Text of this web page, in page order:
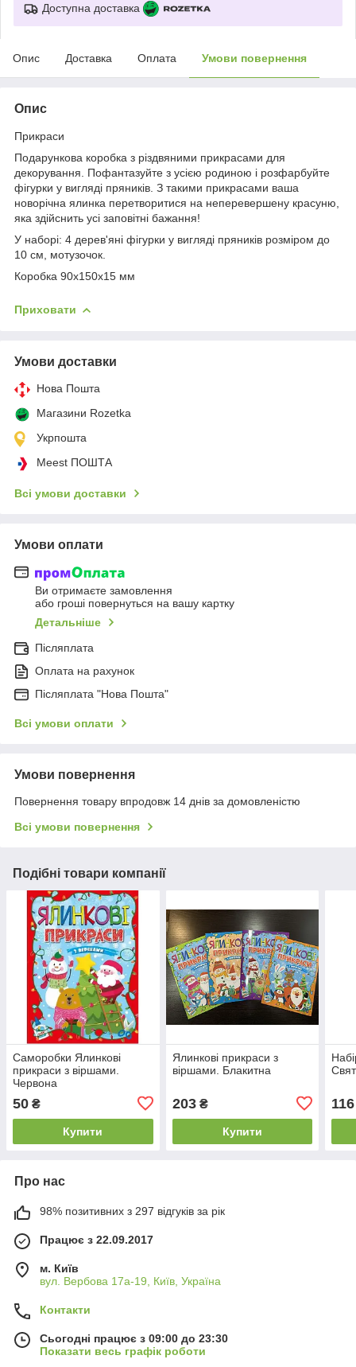
Доступна доставка
Опис Доставка Оплата Умови повернення
Опис
Прикраси
Подарункова коробка з різдвяними прикрасами для
декорування. Пофантазуйте з усією родиною і розфарбуйте
фігурки у вигляді пряників. З такими прикрасами ваша
новорічна ялинка перетворитися на неперевершену красуню,
яка здійснить усі заповітні бажання!
У наборі: 4 дерев'яні фігурки у вигляді пряників розміром до
10 см, мотузочок.
Коробка 90х150х15 мм
Приховати
Умови доставки
Нова Пошта
Магазини Rozetka
Укрпошта
Meest ПОШТА
Всі умови доставки
Умови оплати
Ви отримаєте замовлення
або гроші повернуться на вашу картку
Детальніше
Післяплата
Оплата на рахунок
Післяплата "Нова Пошта"
Всі умови оплати
Умови повернення
Повернення товару впродовж 14 днів за домовленістю
Всі умови повернення
Подібні товари компанії
Саморобки Ялинкові
прикраси з віршами.
Червона
50 ₴
Купити
Ялинкові прикраси з
віршами. Блакитна
203₴
Купити
116
Про нас
98% позитивних з 297 відгуків за рік
Працює з 22.09.2017
м. Київ
вул. Вербова 17а-19, Київ, Україна
Контакти
Сьогодні працює з 09:00 до 23:30
Показати весь графік роботи